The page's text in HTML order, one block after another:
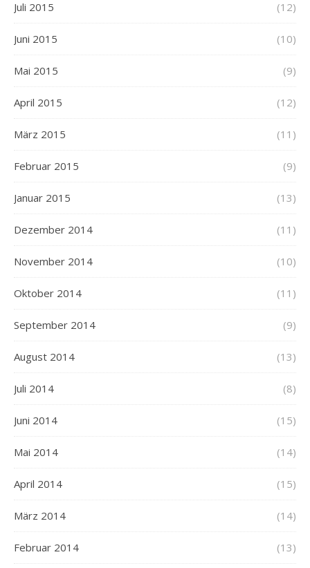
Juli 2015 (12)
Juni 2015 (10)
Mai 2015 (9)
April 2015 (12)
März 2015 (11)
Februar 2015 (9)
Januar 2015 (13)
Dezember 2014 (11)
November 2014 (10)
Oktober 2014 (11)
September 2014 (9)
August 2014 (13)
Juli 2014 (8)
Juni 2014 (15)
Mai 2014 (14)
April 2014 (15)
März 2014 (14)
Februar 2014 (13)